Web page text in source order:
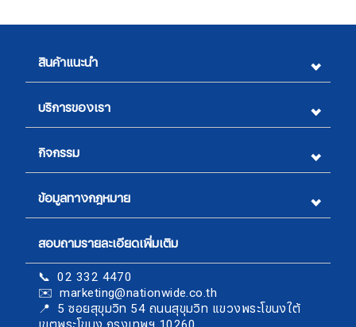
สินค้าแนะนำ
บริการของเรา
กิจกรรม
ข้อมูลทางกฎหมาย
สอบถามรายละเอียดเพิ่มเติม
📞 02 332 4470
✉️ marketing@nationwide.co.th
​​​​​​​📍 5 ซอยสุขุมวิท 54 ถนนสุขุมวิท แขวงพระโขนงใต้
สมัครรับจดหมายข่าว
ชื่อ